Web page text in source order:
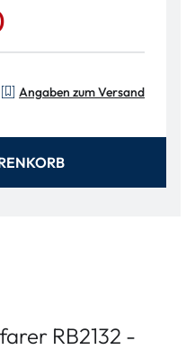
Angaben zum Versand
RB2132 -